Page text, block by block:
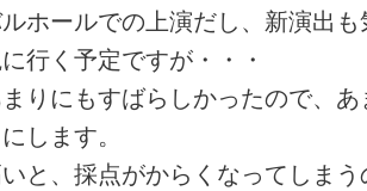
ホールでの上演だし、新演出
行く予定ですが・・・
りにもすばらしかったので、
します。
と、採点がからくなってしま